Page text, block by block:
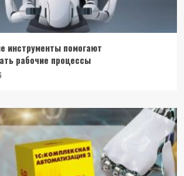
инструменты помогают
рабочие процессы